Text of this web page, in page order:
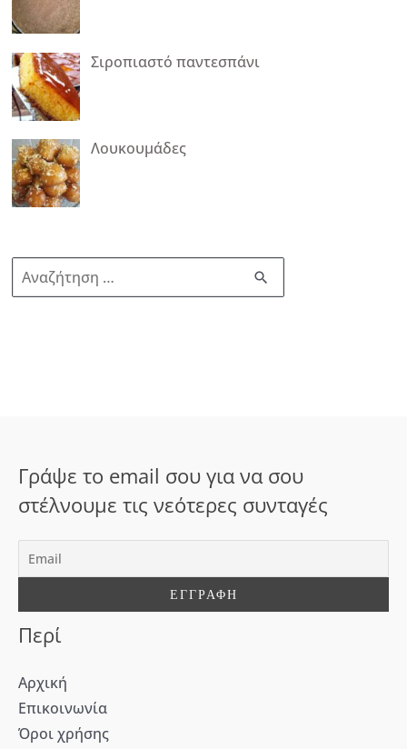
Σιροπιαστό παντεσπάνι
Λουκουμάδες
ν
σ
α
Γράψε το email σου για να σου
στέλνουμε τις νεότερες συνταγές
Περί
Αρχική
Επικοινωνία
Όροι χρήσης